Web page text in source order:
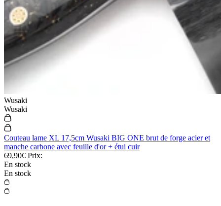
Wusaki
Wusaki
Couteau lame XL 17,5cm Wusaki BIG ONE brut de forge acier et
manche carbone avec feuille d'or + étui cuir
69,90€ Prix:
En stock
En stock